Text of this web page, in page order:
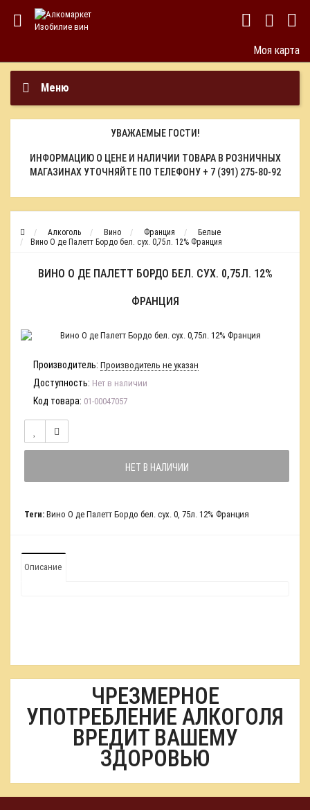
Моя карта
Меню
УВАЖАЕМЫЕ ГОСТИ!
ИНФОРМАЦИЮ О ЦЕНЕ И НАЛИЧИИ ТОВАРА В РОЗНИЧНЫХ
МАГАЗИНАХ УТОЧНЯЙТЕ ПО ТЕЛЕФОНУ + 7 (391) 275-80-92
Алкоголь Вино Франция
Белые
Вино О де Палетт Бордо бел. сух. 0,75л. 12% Франция
ВИНО О ДЕ ПАЛЕТТ БОРДО БЕЛ. СУХ. 0,75Л. 12%
ФРАНЦИЯ
Производитель: Производитель не указан
Доступность: Нет в наличии
Код товара: 01-00047057
НЕТ В НАЛИЧИИ
Теги: Вино О де Палетт Бордо бел. сух. 0, 75л. 12% Франция
Описание
ЧРЕЗМЕРНОЕ
УПОТРЕБЛЕНИЕ АЛКОГОЛЯ
ВРЕДИТ ВАШЕМУ
ЗДОРОВЬЮ